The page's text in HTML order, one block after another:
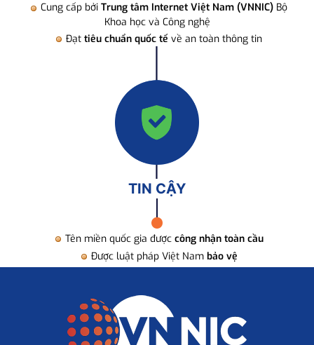
Cung cấp bởi Trung tâm Internet Việt Nam (VNNIC) Bộ
Khoa học và Công nghệ
Đạt tiêu chuẩn quốc tế về an toàn thông tin
TIN CẬY
Tên miền quốc gia được công nhận toàn cầu
Được luật pháp Việt Nam bảo vệ